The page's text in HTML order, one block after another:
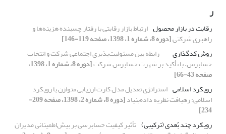
ر
رقابت در بازار محصول ارتباط بازار رقابتی با رفتار چسبنده هزینه‌ها و
راهبری شرکتی[دوره 8، شماره 1، 1398، صفحه 119-146]
روش کدگذاری
رابطه بین مسئولیت‌پذیری اجتماعی شرکت و انتخاب
حسابرس، با تأکید بر شهرت حسابرس شرکت [دوره 8، شماره 1، 1398،
صفحه 43-66]
رویکرد اسلامی استراتژی تعدیل مدل کارت ارزیابی متوازن با رویکرد
اسلامی: رهیافت نظریه داده‌بنیاد [دوره 8، شماره 2، 1398، صفحه 209-
234]
رویکرد چند بُعدی (ترکیبی) تأثیر کیفیت حسابرسی بر بیش‌اطمینانی مدیران